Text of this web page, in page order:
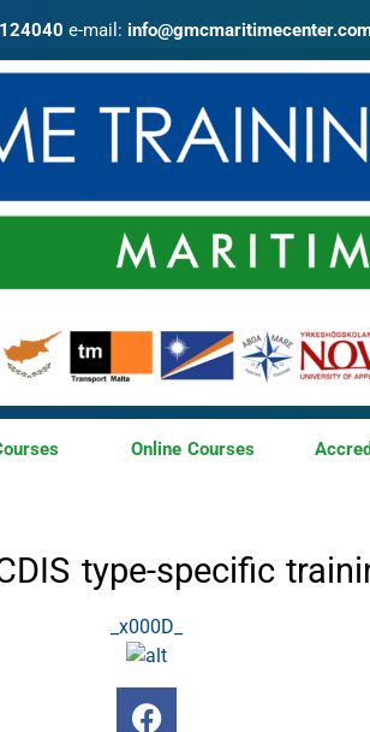
e-mail:
Online Courses
type-specific
_x000D_